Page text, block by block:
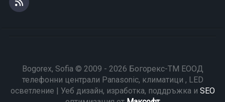
Bogorex, Sofia © 2009 - 2026 Богорекс-ТМ ЕООД
телефонни централи Panasonic, климатици , LED
осветление | Уеб дизайн, изработка, поддръжка и SEO